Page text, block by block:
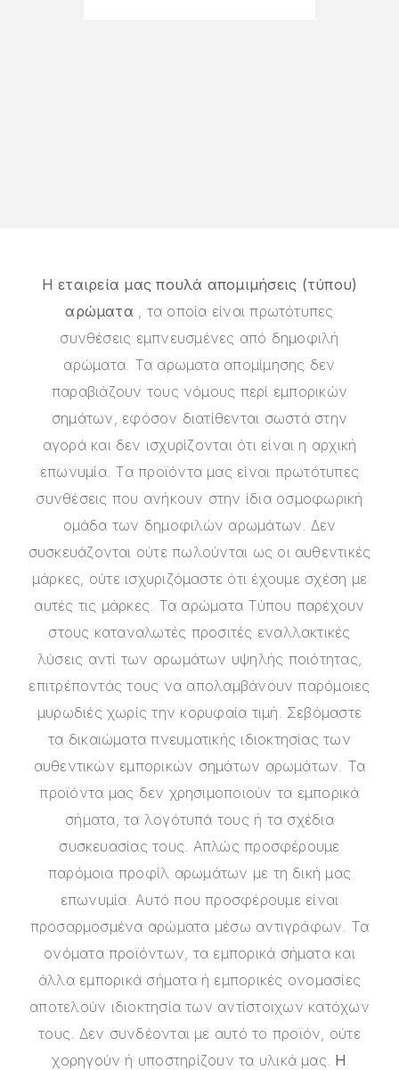
Η εταιρεία μας πουλά απομιμήσεις (τύπου)
αρώματα , τα οποία είναι πρωτότυπες
συνθέσεις εμπνευσμένες από δημοφιλή
αρώματα. Τα αρωματα απομίμησης δεν
παραβιάζουν τους νόμους περί εμπορικών
σημάτων, εφόσον διατίθενται σωστά στην
αγορά και δεν ισχυρίζονται ότι είναι η αρχική
επωνυμία. Τα προϊόντα μας είναι πρωτότυπες
συνθέσεις που ανήκουν στην ίδια οσμοφωρική
ομάδα των δημοφιλών αρωμάτων. Δεν
συσκευάζονται ούτε πωλούνται ως οι αυθεντικές
μάρκες, ούτε ισχυριζόμαστε ότι έχουμε σχέση με
αυτές τις μάρκες. Τα αρώματα Τύπου παρέχουν
στους καταναλωτές προσιτές εναλλακτικές
λύσεις αντί των αρωμάτων υψηλής ποιότητας,
επιτρέποντάς τους να απολαμβάνουν παρόμοιες
μυρωδιές χωρίς την κορυφαία τιμή. Σεβόμαστε
τα δικαιώματα πνευματικής ιδιοκτησίας των
αυθεντικών εμπορικών σημάτων αρωμάτων. Τα
προϊόντα μας δεν χρησιμοποιούν τα εμπορικά
σήματα, τα λογότυπά τους ή τα σχέδια
συσκευασίας τους. Απλώς προσφέρουμε
παρόμοια προφίλ αρωμάτων με τη δική μας
επωνυμία. Αυτό που προσφέρουμε είναι
προσαρμοσμένα αρώματα μέσω αντιγράφων. Τα
ονόματα προϊόντων, τα εμπορικά σήματα και
άλλα εμπορικά σήματα ή εμπορικές ονομασίες
αποτελούν ιδιοκτησία των αντίστοιχων κατόχων
τους. Δεν συνδέονται με αυτό το προϊόν, ούτε
χορηγούν ή υποστηρίζουν τα υλικά μας. Η